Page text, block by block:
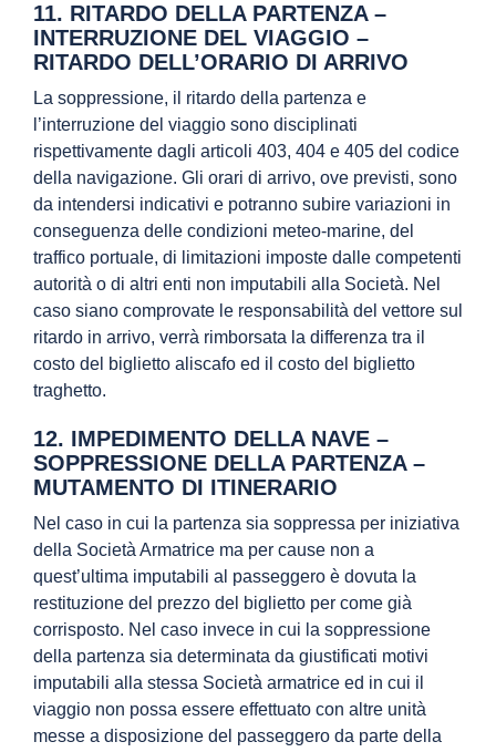
11. RITARDO DELLA PARTENZA –
INTERRUZIONE DEL VIAGGIO –
RITARDO DELL’ORARIO DI ARRIVO
La soppressione, il ritardo della partenza e
l’interruzione del viaggio sono disciplinati
rispettivamente dagli articoli 403, 404 e 405 del codice
della navigazione. Gli orari di arrivo, ove previsti, sono
da intendersi indicativi e potranno subire variazioni in
conseguenza delle condizioni meteo-marine, del
traffico portuale, di limitazioni imposte dalle competenti
autorità o di altri enti non imputabili alla Società. Nel
caso siano comprovate le responsabilità del vettore sul
ritardo in arrivo, verrà rimborsata la differenza tra il
costo del biglietto aliscafo ed il costo del biglietto
traghetto.
12. IMPEDIMENTO DELLA NAVE –
SOPPRESSIONE DELLA PARTENZA –
MUTAMENTO DI ITINERARIO
Nel caso in cui la partenza sia soppressa per iniziativa
della Società Armatrice ma per cause non a
quest’ultima imputabili al passeggero è dovuta la
restituzione del prezzo del biglietto per come già
corrisposto. Nel caso invece in cui la soppressione
della partenza sia determinata da giustificati motivi
imputabili alla stessa Società armatrice ed in cui il
viaggio non possa essere effettuato con altre unità
messe a disposizione del passeggero da parte della